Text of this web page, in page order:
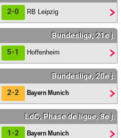
2-0 RB Leipzig
Bundesliga, 21e j.
5-1 Hoffenheim
Bundesliga, 20e j.
2-2 Bayern Munich
LdC, Phase de ligue, 8e j.
1-2 Bayern Munich